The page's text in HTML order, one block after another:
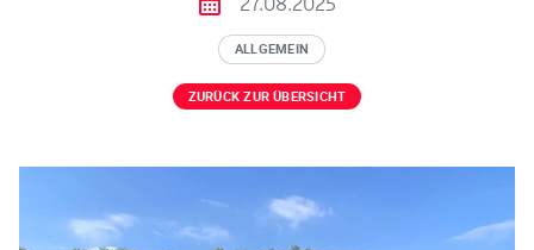
ALLGEMEIN
ZURÜCK ZUR ÜBERSICHT